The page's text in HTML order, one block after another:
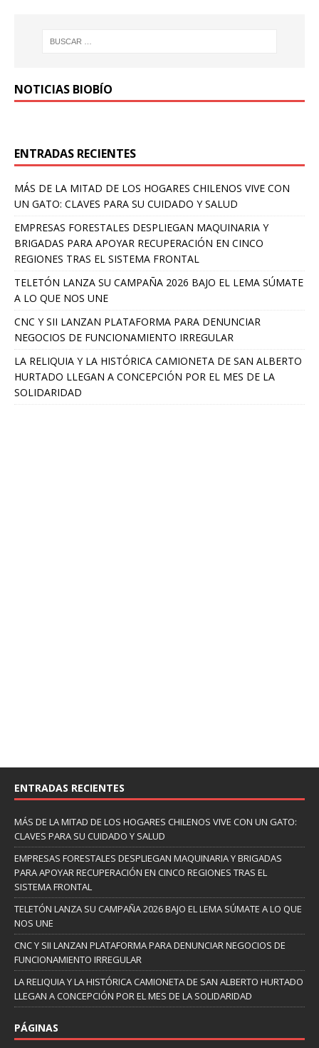
NOTICIAS BIOBÍO
ENTRADAS RECIENTES
MÁS DE LA MITAD DE LOS HOGARES CHILENOS VIVE CON
UN GATO: CLAVES PARA SU CUIDADO Y SALUD
EMPRESAS FORESTALES DESPLIEGAN MAQUINARIA Y
BRIGADAS PARA APOYAR RECUPERACIÓN EN CINCO
REGIONES TRAS EL SISTEMA FRONTAL
TELETÓN LANZA SU CAMPAÑA 2026 BAJO EL LEMA SÚMATE
A LO QUE NOS UNE
CNC Y SII LANZAN PLATAFORMA PARA DENUNCIAR
NEGOCIOS DE FUNCIONAMIENTO IRREGULAR
LA RELIQUIA Y LA HISTÓRICA CAMIONETA DE SAN ALBERTO
HURTADO LLEGAN A CONCEPCIÓN POR EL MES DE LA
SOLIDARIDAD
ENTRADAS RECIENTES
MÁS DE LA MITAD DE LOS HOGARES CHILENOS VIVE CON UN GATO:
CLAVES PARA SU CUIDADO Y SALUD
EMPRESAS FORESTALES DESPLIEGAN MAQUINARIA Y BRIGADAS
PARA APOYAR RECUPERACIÓN EN CINCO REGIONES TRAS EL
SISTEMA FRONTAL
TELETÓN LANZA SU CAMPAÑA 2026 BAJO EL LEMA SÚMATE A LO QUE
NOS UNE
CNC Y SII LANZAN PLATAFORMA PARA DENUNCIAR NEGOCIOS DE
FUNCIONAMIENTO IRREGULAR
LA RELIQUIA Y LA HISTÓRICA CAMIONETA DE SAN ALBERTO HURTADO
LLEGAN A CONCEPCIÓN POR EL MES DE LA SOLIDARIDAD
PÁGINAS